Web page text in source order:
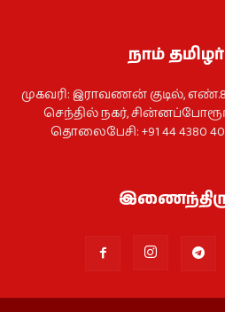
நாம் தமிழர்
முகவரி: இராவணன் குடில்,
செந்தில் நகர்,
தொலைபேசி: +91 44 4380